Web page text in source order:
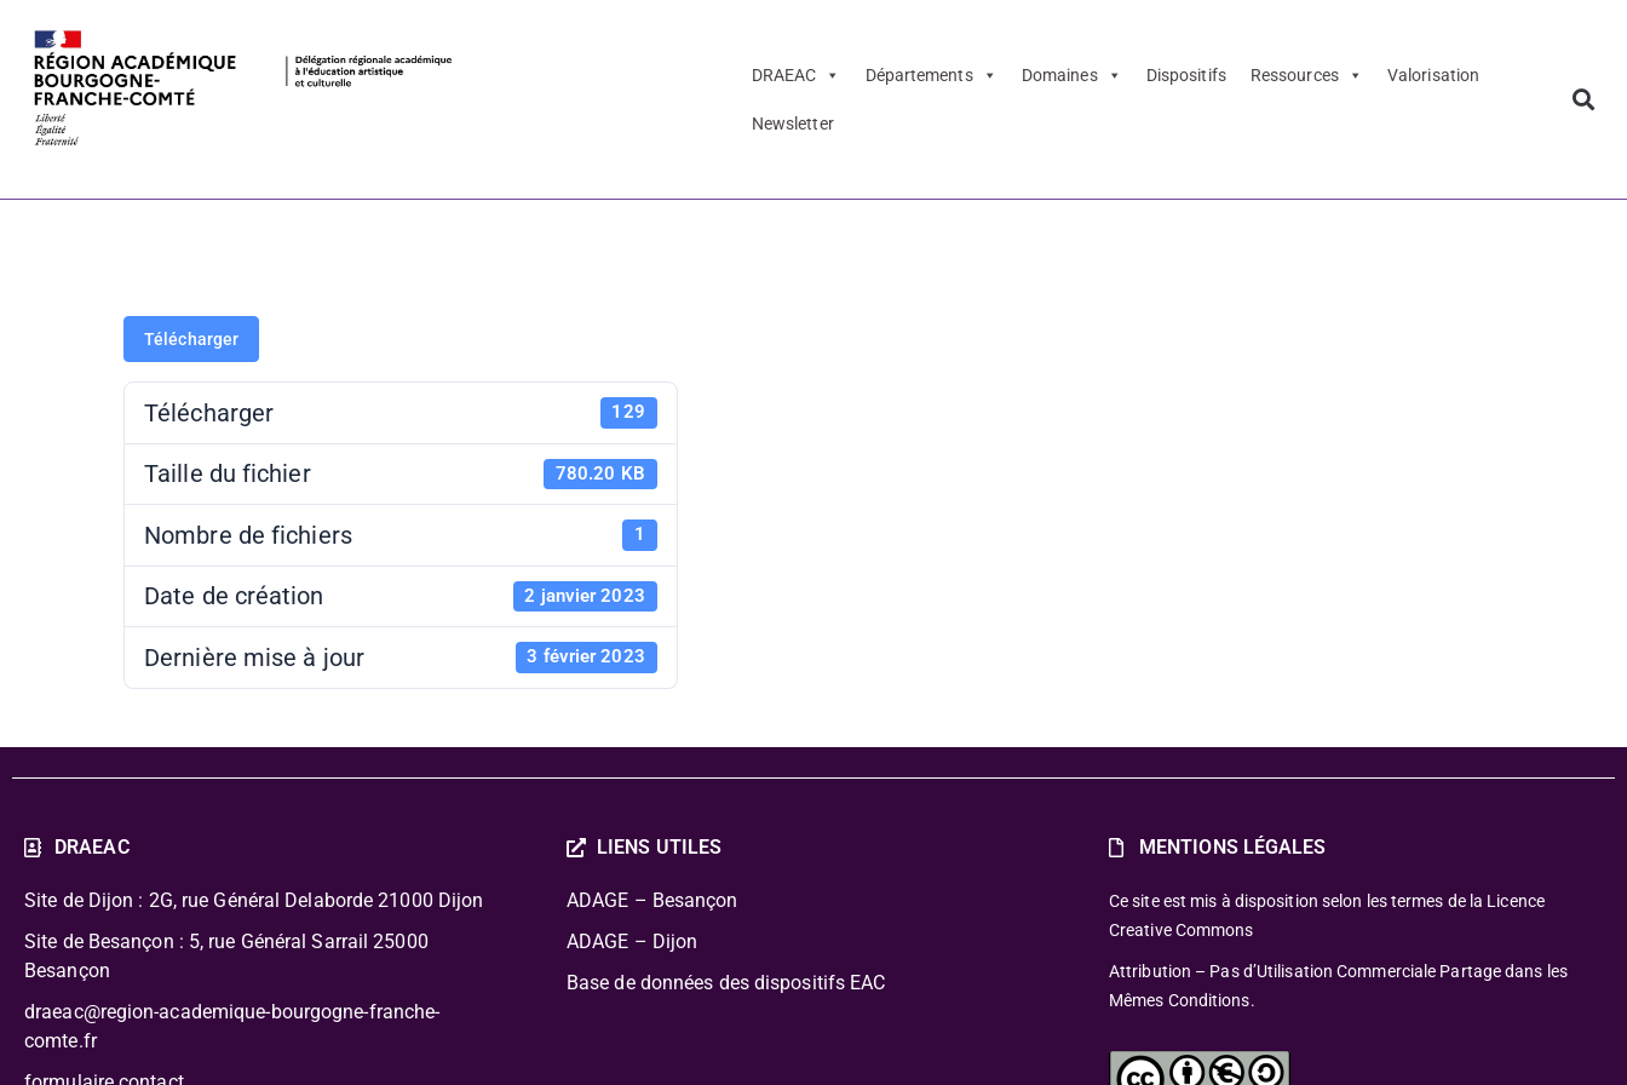
DRAEAC Départements Domaines Dispositifs Ressources Valorisation
Newsletter
Télécharger
Télécharger 129
Taille du fichier 780.20 KB
Nombre de fichiers 1
Date de création 2 janvier 2023
Dernière mise à jour 3 février 2023
DRAEAC
Site de Dijon : 2G, rue Général Delaborde 21000 Dijon
Site de Besançon : 5, rue Général Sarrail 25000
Besançon
draeac@region-academique-bourgogne-franche-
comte.fr
LIENS UTILES
ADAGE – Besançon
ADAGE – Dijon
Base de données des dispositifs EAC
MENTIONS LÉGALES
Ce site est mis à disposition selon les termes de la Licence
Creative Commons
Attribution – Pas d’Utilisation Commerciale Partage dans les
Mêmes Conditions.